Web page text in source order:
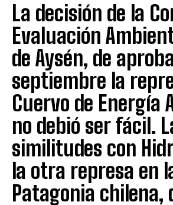
La decisión de la
Evaluación
de Aysén, de
septiembre la
Cuervo de Energía
no debió ser fácil.
similitudes con
la otra represa en
Patagonia chilena,